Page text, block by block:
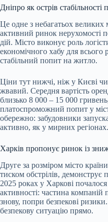
Дніпро як острів
Це одне з небагатьох великих
активний ринок нерухомості
дій. Місто виконує роль
економічного хабу для всього
стабільний попит на житло.
Ціни тут нижчі, ніж у Києві
жвавий. Середня вартість
близько 8 000 – 15 000
платоспроможний попит у
обережно: забудовники
активно, як у мирних регіонах.
Харків пропонує ринок із
Друге за розміром місто
тиском обстрілів, демонструє
2025 роках у Харкові
активності: частина компаній
знову, попри безпекові
безпекову ситуацію прямо.